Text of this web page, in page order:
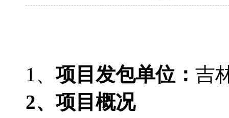
1、 项目发包单位： 吉
2、项目概况